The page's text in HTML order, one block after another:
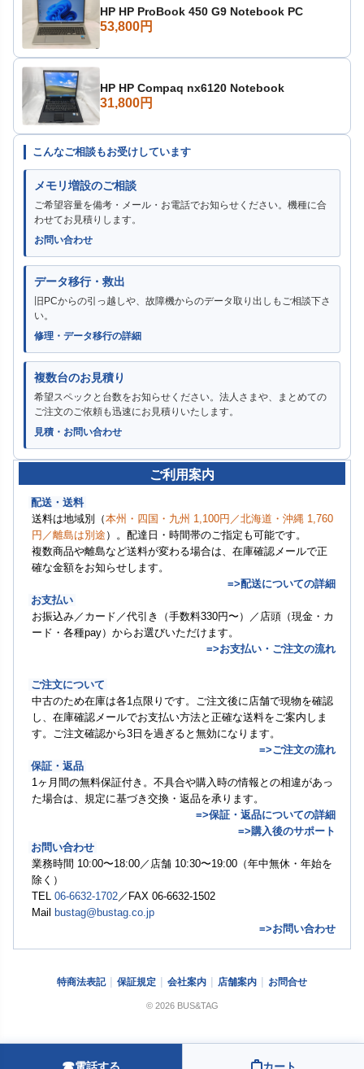
HP HP ProBook 450 G9 Notebook PC
53,800円
HP HP Compaq nx6120 Notebook
31,800円
こんなご相談もお受けしています
メモリ増設のご相談
ご希望容量を備考・メール・お電話でお知らせください。機種に合
わせてお見積りします。
お問い合わせ
データ移行・救出
旧PCからの引っ越しや、故障機からのデータ取り出しもご相談下さ
い。
修理・データ移行の詳細
複数台のお見積り
希望スペックと台数をお知らせください。法人さまや、まとめての
ご注文のご依頼も迅速にお見積りいたします。
見積・お問い合わせ
ご利用案内
配送・送料
送料は地域別（本州・四国・九州 1,100円／北海道・沖縄 1,760
円／離島は別途 ）。配達日・時間帯のご指定も可能です。
複数商品や離島など送料が変わる場合は、在庫確認メールで正
確な金額をお知らせします。
=>配送についての詳細
お支払い
お振込み／カード／代引き（手数料330円〜）／店頭（現金・カ
ード・各種pay）からお選びいただけます。
=>お支払い・ご注文の流れ
ご注文について
中古のため在庫は各1点限りです。ご注文後に店舗で現物を確認
し、在庫確認メールでお支払い方法と正確な送料をご案内しま
す。ご注文確認から3日を過ぎると無効になります。
=>ご注文の流れ
保証・返品
1ヶ月間の無料保証付き。不具合や購入時の情報との相違があっ
た場合は、規定に基づき交換・返品を承ります。
=>保証・返品についての詳細
=>購入後のサポート
お問い合わせ
業務時間 10:00〜18:00／店舗 10:30〜19:00（年中無休・年始を
除く）
TEL 06-6632-1702 ／FAX 06-6632-1502
Mail bustag@bustag.co.jp
=>お問い合わせ
特商法表記 保証規定 会社案内 店舗案内 お問合せ
© 2026 BUS&TAG
☎